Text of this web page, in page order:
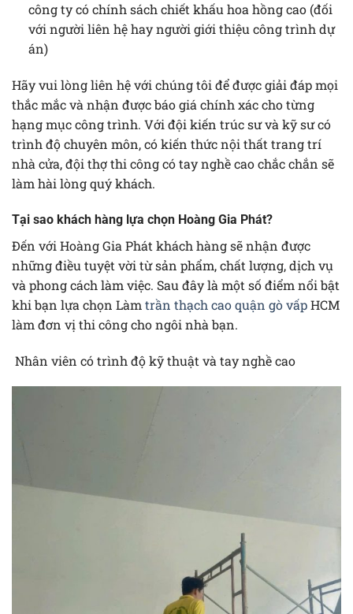
công ty có chính sách chiết khấu hoa hồng cao (đối
với người liên hệ hay người giới thiệu công trình dự
án)
Hãy vui lòng liên hệ với chúng tôi để được giải đáp mọi
thắc mắc và nhận được báo giá chính xác cho từng
hạng mục công trình. Với đội kiến trúc sư và kỹ sư có
trình độ chuyên môn, có kiến thức nội thất trang trí
nhà cửa, đội thợ thi công có tay nghề cao chắc chắn sẽ
làm hài lòng quý khách.
Tại sao khách hàng lựa chọn Hoàng Gia Phát?
Đến với Hoàng Gia Phát khách hàng sẽ nhận được
những điều tuyệt vời từ sản phẩm, chất lượng, dịch vụ
và phong cách làm việc. Sau đây là một số điểm nổi bật
khi bạn lựa chọn Làm trần thạch cao quận gò vấpHCM
làm đơn vị thi công cho ngôi nhà bạn.
Nhân viên có trình độ kỹ thuật và tay nghề cao